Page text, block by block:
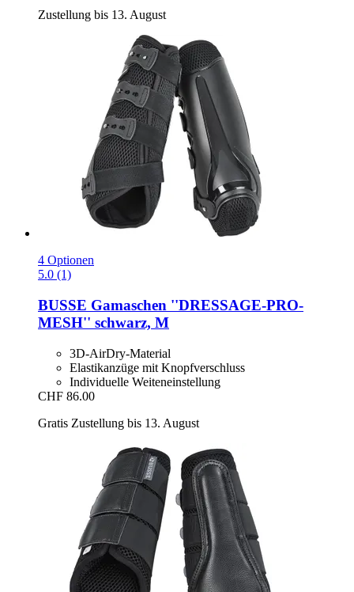
Zustellung bis 13. August
4 Optionen
5.0 (1)
BUSSE Gamaschen ''DRESSAGE-​PRO-​
MESH'' schwarz, M
3D-AirDry-Material
Elastikanzüge mit Knopfverschluss
Individuelle Weiteneinstellung
CHF 86.00
Gratis Zustellung bis 13. August